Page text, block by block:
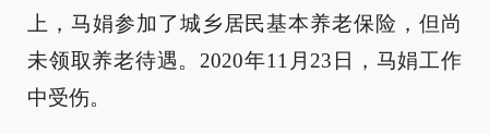
上，马娟参加了城乡居民基本养老保险，但尚
未领取养老待遇。2020年11月23日，马娟工作
中受伤。